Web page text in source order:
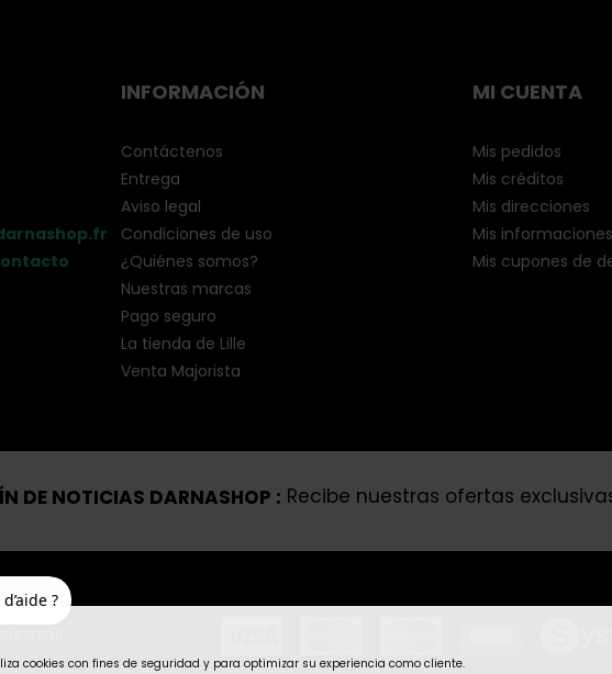
cookies con fines de seguridad y para optimizar su experiencia como cliente.
INFORMACIÓN
Contáctenos
Entrega
Aviso legal
Condiciones de uso
¿Quiénes somos?
Nuestras marcas
Pago seguro
La tienda de Lille
Venta Majorista
MI CUENTA
Mis pedidos
Mis créditos
Mis direcciones
Mis
Mis cupones de
DE NOTICIAS DARNASHOP : Recibe nuestras ofertas